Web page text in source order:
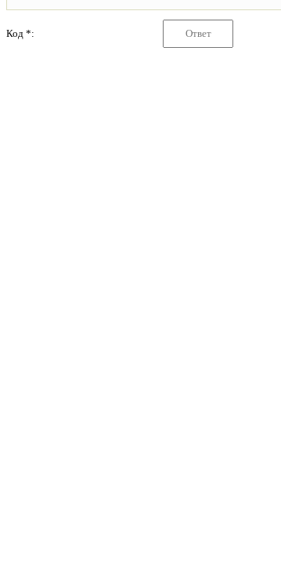
Код *: